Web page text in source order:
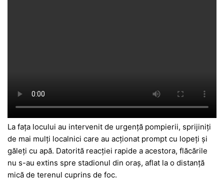
La fața locului au intervenit de urgență pompierii, sprijiniți
de mai mulți localnici care au acționat prompt cu lopeți și
găleți cu apă. Datorită reacției rapide a acestora, flăcările
nu s-au extins spre stadionul din oraș, aflat la o distanță
mică de terenul cuprins de foc.